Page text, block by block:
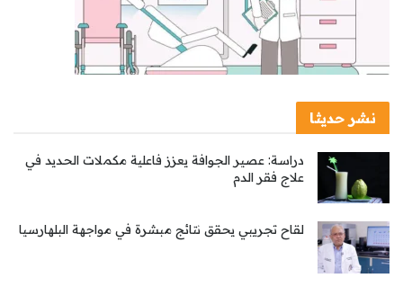
نشر حديثا
دراسة: عصير الجوافة يعزز فاعلية مكملات الحديد في
علاج فقر الدم
لقاح تجريبي يحقق نتائج مبشرة في مواجهة البلهارسيا